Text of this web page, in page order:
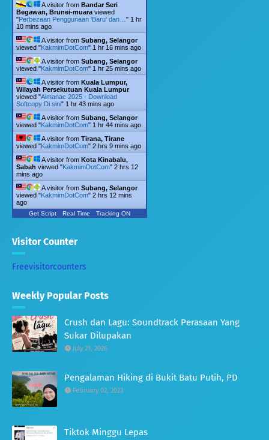
A visitor from Bandar Seri
Begawan, Brunei-muara viewed
"Perbezaan Penggunaan 'Baru' dan… " 1 hr
10 mins ago
A visitor from Subang, Selangor
viewed "KakmimDotCom" 1 hr 16 mins ago
A visitor from Subang, Selangor
viewed "KakmimDotCom" 1 hr 25 mins ago
A visitor from Kuala Lumpur,
Wilayah Persekutuan Kuala Lumpur
viewed "Almanac 2025 - Download
Softcopy Di sini" 1 hr 43 mins ago
A visitor from Subang, Selangor
viewed "KakmimDotCom" 1 hr 44 mins ago
A visitor from Tirana, Tirane
viewed "KakmimDotCom" 2 hrs 9 mins ago
A visitor from Kota Kinabalu,
Sabah viewed "KakmimDotCom" 2 hrs 12
mins ago
A visitor from Subang, Selangor
viewed "KakmimDotCom" 2 hrs 12 mins
ago
Get Script Real Time Tracking ON
Visitor Counter
Freevisitorcounters
Weekly Popular Posts
Crush dan Lagu: Soundtrack Perasaan Yang
Sukar Dilupakan
July 21, 2026
Pengalaman Hiking di Bukit Batu Putih, PD
February 02, 2023
Tiktok Minggu Lepas